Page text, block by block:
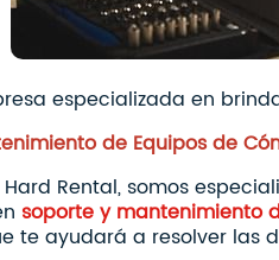
especializada en
de Equipos de
Rental, somos
soporte y mantenimiento
te ayudará a resolver las